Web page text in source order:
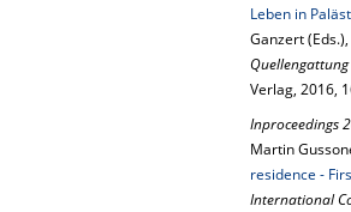
Leben in
Ganzert (Eds.),
Verlag, 2016,
Inproceedings
Martin
residence -
International